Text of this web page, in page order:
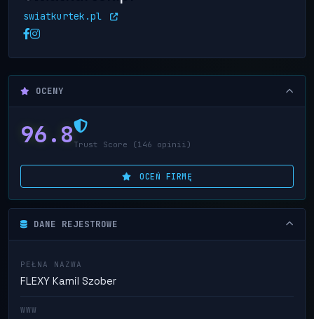
swiatkurtek.pl
OCENY
96.8 Trust Score (146 opinii)
OCEŃ FIRMĘ
DANE REJESTROWE
PEŁNA NAZWA
FLEXY Kamil Szober
WWW